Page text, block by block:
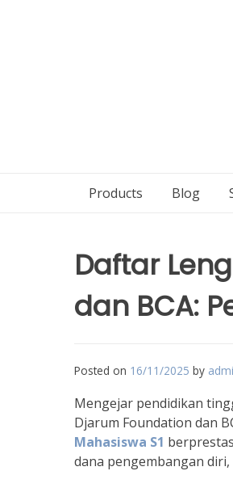
Products Blog
Daftar
dan BCA:
Posted on 16/11/2025 by
Mengejar pendidikan
Djarum Foundation dan
Mahasiswa S1
dana pengembangan